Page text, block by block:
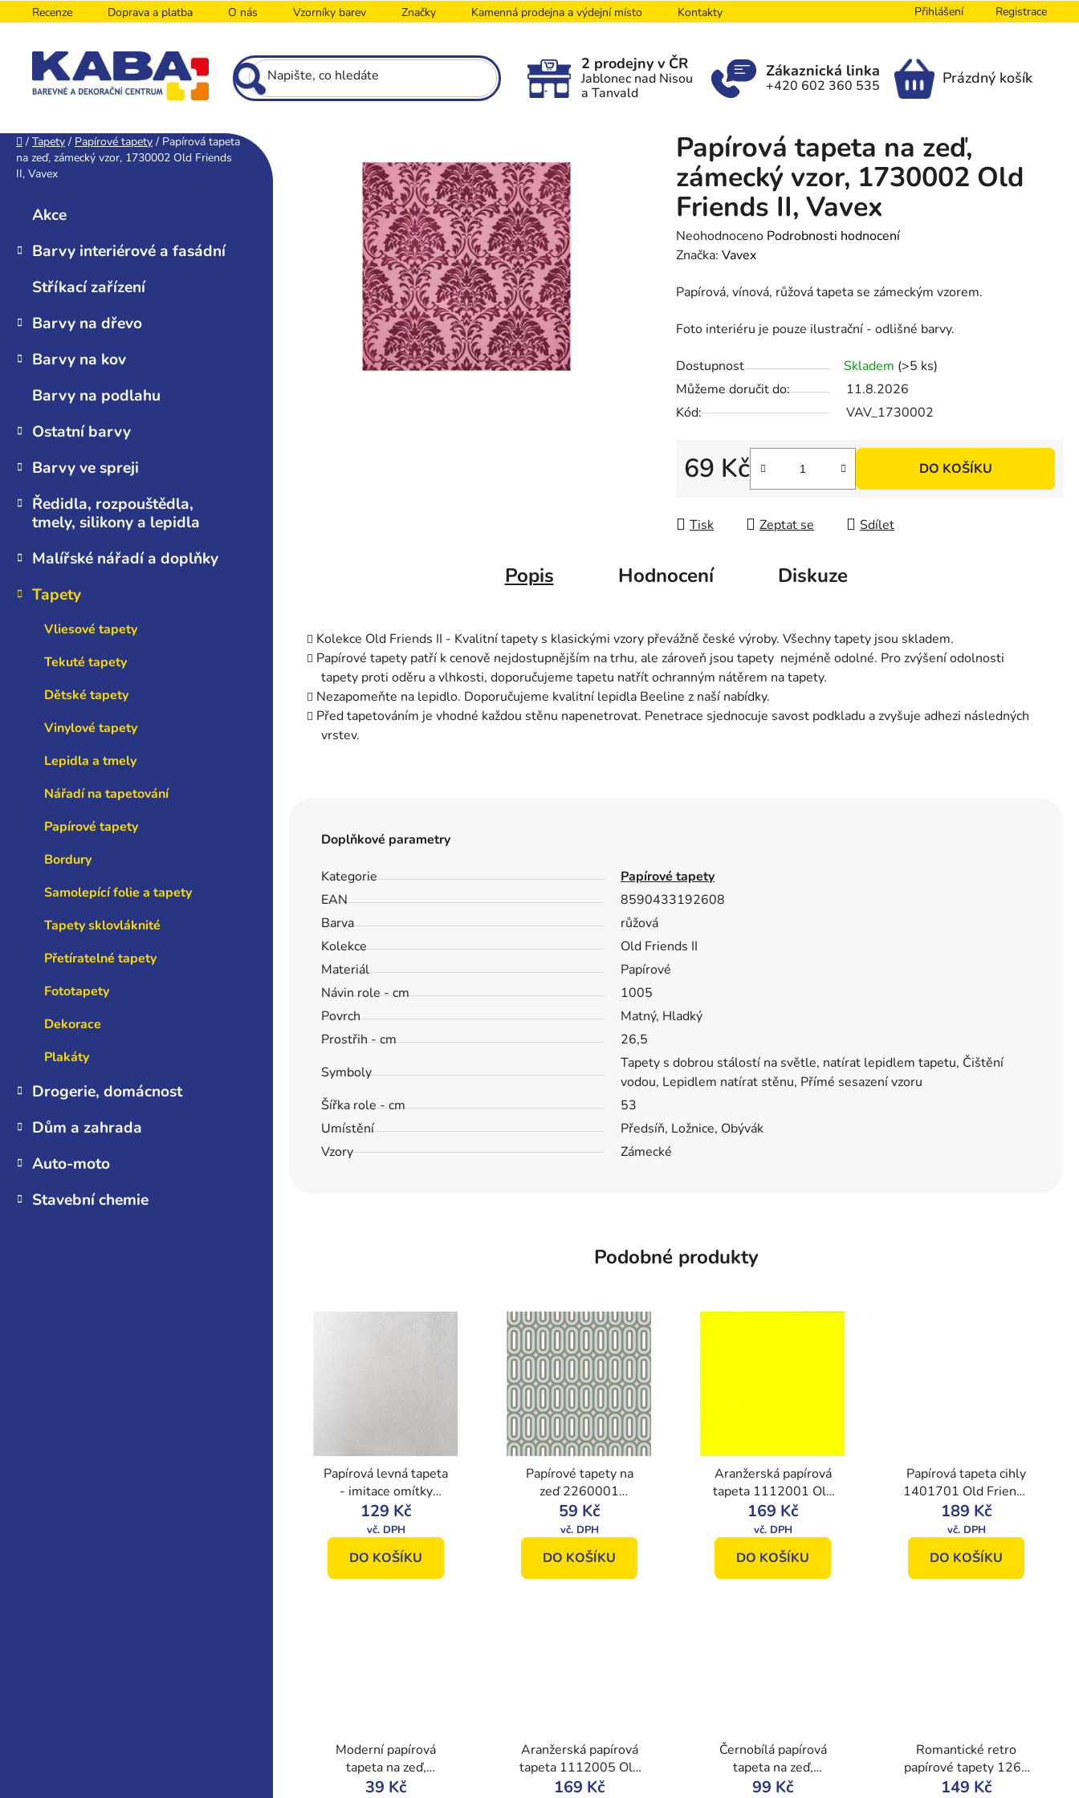
na
Recenze Doprava a platba O nás Vzorníky barev Značky Kamenná prodejna a výdejní místo Kontakty Přihlášení Registrace
NÁKUPNÍ
Prázdný košík
Zákaznická linka
+420 602 360 535
2 prodejny v ČR
Jablonec nad Nisou
a Tanvald
Domů
/ Tapety / Papírové tapety / Papírová tapeta
na zeď, zámecký vzor, 1730002 Old Friends
II, Vavex
kategorieAkce
Barvy interiérové a fasádní
Stříkací zařízení
Barvy na dřevo
Barvy na kov
Barvy na podlahu
Ostatní barvy
Barvy ve spreji
Ředidla, rozpouštědla,
tmely, silikony a lepidla
Malířské nářadí a doplňky
Tapety
Vliesové tapety
Tekuté tapety
Dětské tapety
Vinylové tapety
Lepidla a tmely
Nářadí na tapetování
Papírové tapety
Bordury
Samolepící folie a tapety
Tapety sklovláknité
Přetíratelné tapety
Fototapety
Dekorace
Plakáty
Drogerie, domácnost
Dům a zahrada
Auto-moto
Stavební chemie
Papírová tapeta na zeď,
zámecký vzor, 1730002 Old
Friends II, Vavex
Průměrné
hodnocení
je
z
hvězdiček.
Neohodnoceno Podrobnosti hodnocení
Značka: Vavex
Papírová, vínová, růžová tapeta se zámeckým vzorem.
Foto interiéru je pouze ilustrační - odlišné barvy.
Dostupnost Skladem (>5 ks)
Můžeme doručit do:
11.8.2026
Kód:
VAV_1730002
69 Kč
Měrná cena:
DO KOŠÍKU
Tisk Zeptat se Sdílet
Popis Hodnocení Diskuze
Kolekce Old Friends II - Kvalitní tapety s klasickými vzory převážně české výroby. Všechny tapety jsou skladem.
Papírové tapety patří k cenově nejdostupnějším na trhu, ale zároveň jsou tapety nejméně odolné. Pro zvýšení odolnosti
tapety proti oděru a vlhkosti, doporučujeme tapetu natřít ochranným nátěrem na tapety.
Nezapomeňte na lepidlo. Doporučujeme kvalitní lepidla Beeline z naší nabídky.
Před tapetováním je vhodné každou stěnu napenetrovat. Penetrace sjednocuje savost podkladu a zvyšuje adhezi následných
vrstev.
Doplňkové parametry
Kategorie
Papírové tapety
EAN
8590433192608
Barva
růžová
Kolekce
Old Friends II
Materiál
Papírové
Návin role - cm
1005
Povrch
Matný, Hladký
Prostřih - cm
26,5
Symboly
Tapety s dobrou stálostí na světle, natírat lepidlem tapetu, Čištění
vodou, Lepidlem natírat stěnu, Přímé sesazení vzoru
Šířka role - cm
53
Umístění
Předsíň, Ložnice, Obývák
Vzory
Zámecké
Podobné produkty
Papírová levná tapeta
- imitace omítky
2001900 Old Friends
II
129 Kč
DO KOŠÍKU
Papírové tapety na
zeď 2260001
Barcelona, Floral
Kingdom, Vavex
59 Kč
DO KOŠÍKU
Aranžerská papírová
tapeta 1112001 Old
Friends II, Vavex
169 Kč
DO KOŠÍKU
Papírová tapeta cihly
1401701 Old Friends
II, Vavex 2025
189 Kč
DO KOŠÍKU
Moderní papírová
tapeta na zeď,
geometrický vzor
39 Kč
Aranžerská papírová
tapeta 1112005 Old
Friends II, Vavex
169 Kč
Černobílá papírová
tapeta na zeď,
zámecký vzor,
99 Kč
Romantické retro
papírové tapety 1264
Delphine, Vavex
149 Kč